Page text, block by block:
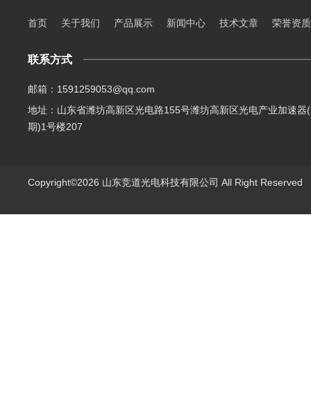
首页 关于我们 产品展示 新闻中心 技术文章 荣誉资质
联系方式
邮箱：1591259053@qq.com
地址：山东省潍坊高新区光电路155号潍坊高新区光电产业加速器
期)1号楼207
Copyright©2026 山东竞道光电科技有限公司 All Right